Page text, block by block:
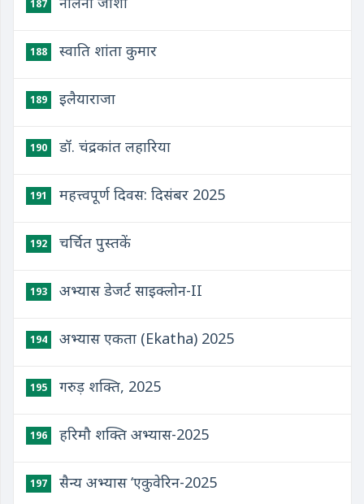
187
188 स्वाति शांता कुमार
189 इलैयाराजा
190 डॉ. चंद्रकांत लहारिया
191 महत्त्वपूर्ण दिवस: दिसंबर 2025
192 चर्चित पुस्तकें
193 अभ्यास डेजर्ट साइक्लोन-II
194 अभ्यास एकता (Ekatha) 2025
195 गरुड़ शक्ति, 2025
196 हरिमौ शक्ति अभ्यास-2025
197 सैन्य अभ्यास ‘एकुवेरिन-2025